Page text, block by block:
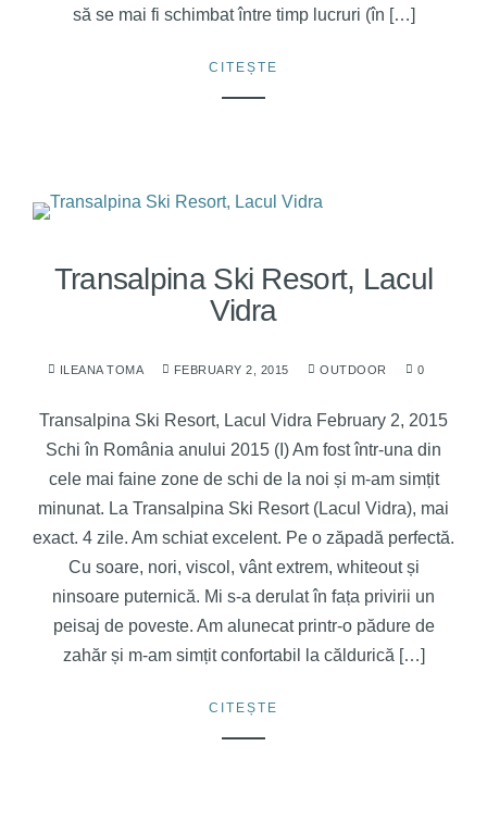
să se mai fi schimbat între timp lucruri (în […]
CITEȘTE
Transalpina Ski Resort, Lacul
Vidra
ILEANA TOMA FEBRUARY 2, 2015 OUTDOOR 0
Transalpina Ski Resort, Lacul Vidra February 2, 2015
Schi în România anului 2015 (I) Am fost într-una din
cele mai faine zone de schi de la noi și m-am simțit
minunat. La Transalpina Ski Resort (Lacul Vidra), mai
exact. 4 zile. Am schiat excelent. Pe o zăpadă perfectă.
Cu soare, nori, viscol, vânt extrem, whiteout și
ninsoare puternică. Mi s-a derulat în fața privirii un
peisaj de poveste. Am alunecat printr-o pădure de
zahăr și m-am simțit confortabil la căldurică […]
CITEȘTE